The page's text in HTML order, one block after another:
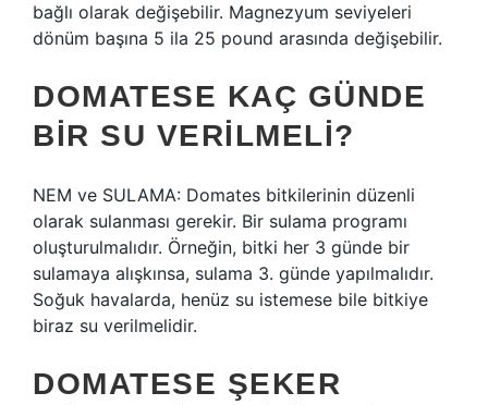
bağlı olarak değişebilir. Magnezyum seviyeleri
dönüm başına 5 ila 25 pound arasında değişebilir.
DOMATESE KAÇ GÜNDE
BIR SU VERILMELI?
NEM ve SULAMA: Domates bitkilerinin düzenli
olarak sulanması gerekir. Bir sulama programı
oluşturulmalıdır. Örneğin, bitki her 3 günde bir
sulamaya alışkınsa, sulama 3. günde yapılmalıdır.
Soğuk havalarda, henüz su istemese bile bitkiye
biraz su verilmelidir.
DOMATESE ŞEKER